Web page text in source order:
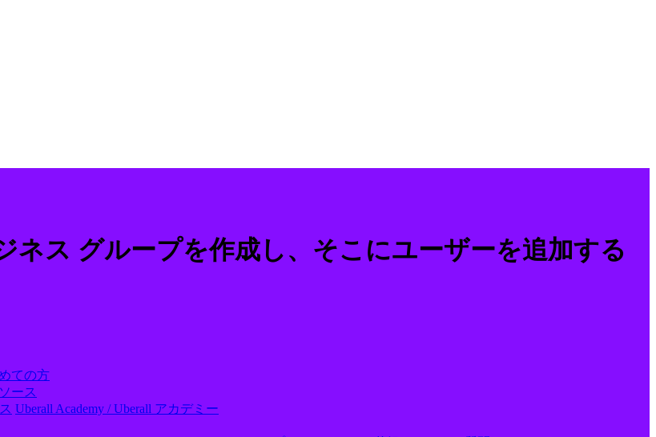
ネス グループを作成し、そこにユーザーを追加する
ての方
ース
Uberall Academy / Uberall アカデミー